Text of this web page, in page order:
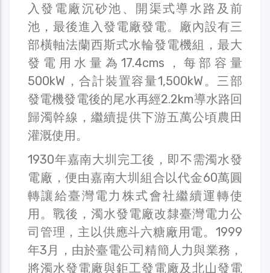
入發電廠沉砂池、開渠式導水路及前
池，最後進入發電廠發電。廠內設有三
部橫軸法蘭西斯式水輪發電機組，最大
發電用水量為17.4cms，每部容量
500kW，合計裝置容量1,500kW。三部
發電機發電後的尾水再經2.2km導水路回
歸濁幹線，繼續提供下游五萬公頃農田
灌溉使用。
1930年嘉南大圳完工後，即不需濁水發
電廠，便由嘉南大圳組合以代金60萬圓
轉讓給臺灣電力株式會社繼續運轉使
用。戰後，濁水發電廠改隸臺灣電力公
司管理，主以供應斗六糖廠用電。1999
年3月，由於臺電公司精簡人力與業務，
將濁水發電廠與鉅工發電廠及北山發電